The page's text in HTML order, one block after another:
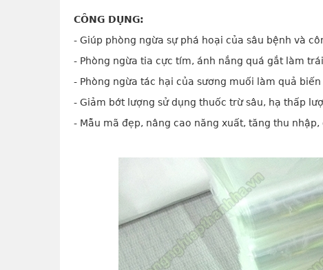
CÔNG DỤNG:
- Giúp phòng ngừa sự phá hoại của sâu bệnh và
- Phòng ngừa tia cực tím, ánh nắng quá gắt làm
- Phòng ngừa tác hại của sương muối làm quả
- Giảm bớt lượng sử dụng thuốc trừ sâu, hạ thấp
- Mẫu mã đẹp, nâng cao năng xuất, tăng thu